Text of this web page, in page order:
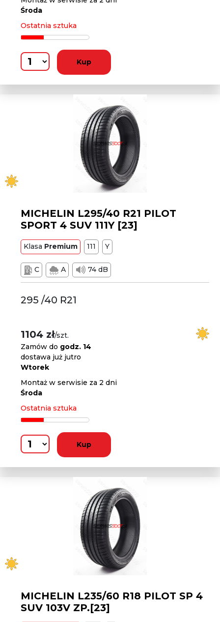
Środa
Ostatnia sztuka
Kup
MICHELIN L295/40 R21 PILOT
SPORT 4 SUV 111Y [23]
Klasa Premium 111 Y
C A 74 dB
295 /40 R21
1104 zł/szt.
Zamów do godz. 14
dostawa już jutro
Wtorek
Montaż w serwisie za 2 dni
Środa
Ostatnia sztuka
Kup
MICHELIN L235/60 R18 PILOT SP 4
SUV 103V ZP.[23]